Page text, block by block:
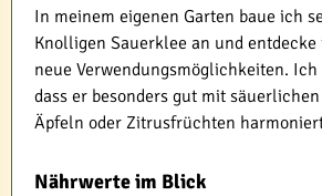
In meinem eigenen Garten baue ich
Knolligen Sauerklee an und
neue Verwendungsmöglichkeiten.
dass er besonders gut mit
Äpfeln oder Zitrusfrüchten
Nährwerte im Blick